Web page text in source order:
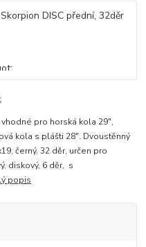
pro horská kola 29",
kola s plášti 28". Dvoustěnný
černý, 32 děr, určen pro
diskový, 6 děr, s
popis